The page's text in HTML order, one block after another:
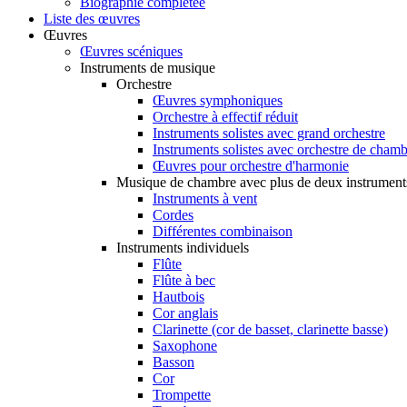
Liste des œuvres
Œuvres
Œuvres scéniques
Instruments de musique
Orchestre
Œuvres symphoniques
Orchestre à effectif réduit
Instruments solistes avec grand orchestre
Instruments solistes avec orchestre de
Œuvres pour orchestre d'harmonie
Musique de chambre avec plus de deux
Instruments à vent
Cordes
Différentes combinaison
Instruments individuels
Flûte
Flûte à bec
Hautbois
Cor anglais
Clarinette (cor de basset, clarinette basse)
Saxophone
Basson
Cor
Trompette